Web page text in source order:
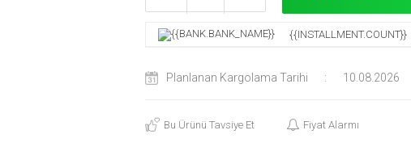
{{INSTALLMENT.COUNT}}
Planlanan Kargolama Tarihi : 10.08.2026
Bu Ürünü Tavsiye Et Fiyat Alarmı